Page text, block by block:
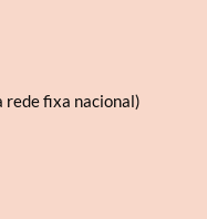
rede fixa nacional)